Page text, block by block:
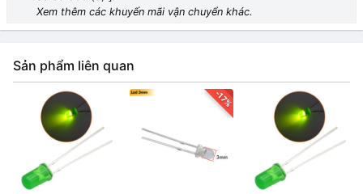
Xem thêm các khuyến mãi vận chuyển khác.
Sản phẩm liên quan
-17%